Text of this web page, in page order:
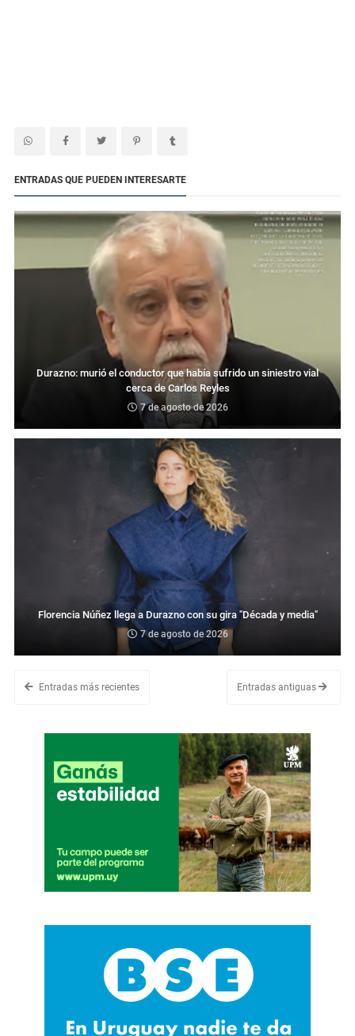
ENTRADAS QUE PUEDEN INTERESARTE
Durazno: murió el conductor que había sufrido un siniestro vial
cerca de Carlos Reyles
7 de agosto de 2026
Florencia Núñez llega a Durazno con su gira "Década y media"
7 de agosto de 2026
Entradas más recientes Entradas antiguas